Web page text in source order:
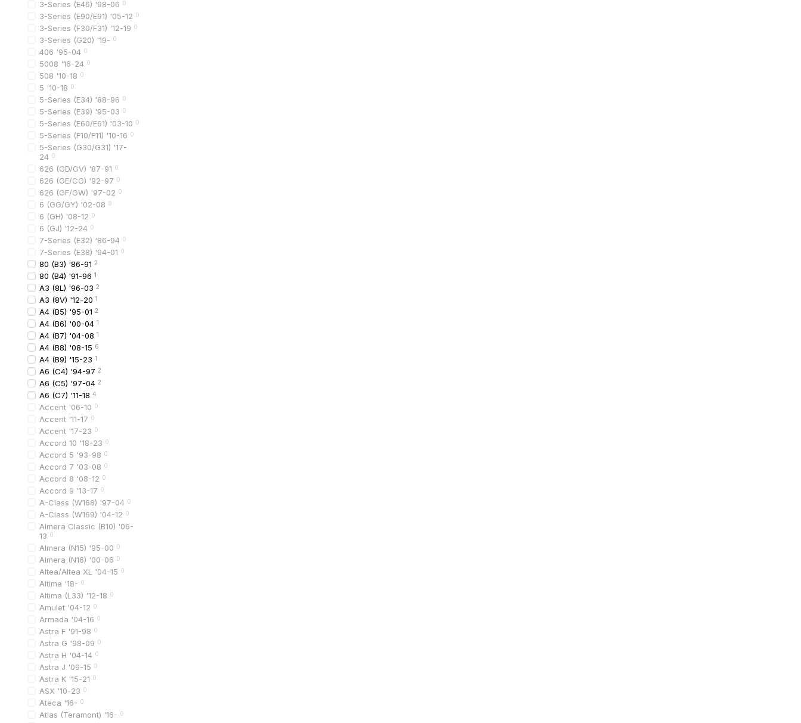
3-Series (E46) '98-06 0
3-Series (E90/E91) '05-12 0
3-Series (F30/F31) '12-19 0
3-Series (G20) '19- 0
406 '95-04 0
5008 '16-24 0
508 '10-18 0
5 '10-18 0
5-Series (E34) '88-96 0
5-Series (E39) '95-03 0
5-Series (E60/E61) '03-10 0
5-Series (F10/F11) '10-16 0
5-Series (G30/G31) '17-
24 0
626 (GD/GV) '87-91 0
626 (GE/CG) '92-97 0
626 (GF/GW) '97-02 0
6 (GG/GY) '02-08 0
6 (GH) '08-12 0
6 (GJ) '12-24 0
7-Series (E32) '86-94 0
7-Series (E38) '94-01 0
80 (B3) '86-91 2
80 (B4) '91-96 1
A3 (8L) '96-03 2
A3 (8V) '12-20 1
A4 (B5) '95-01 2
A4 (B6) '00-04 1
A4 (B7) '04-08 1
A4 (B8) '08-15 6
A4 (B9) '15-23 1
A6 (C4) '94-97 2
A6 (C5) '97-04 2
A6 (C7) '11-18 4
Accent '06-10 0
Accent '11-17 0
Accent '17-23 0
Accord 10 '18-23 0
Accord 5 '93-98 0
Accord 7 '03-08 0
Accord 8 '08-12 0
Accord 9 '13-17 0
A-Class (W168) '97-04 0
A-Class (W169) '04-12 0
Almera Classic (B10) '06-
13 0
Almera (N15) '95-00 0
Almera (N16) '00-06 0
Altea/Altea XL '04-15 0
Altima '18- 0
Altima (L33) '12-18 0
Amulet '04-12 0
Armada '04-16 0
Astra F '91-98 0
Astra G '98-09 0
Astra H '04-14 0
Astra J '09-15 0
Astra K '15-21 0
ASX '10-23 0
Ateca '16- 0
Atlas (Teramont) '16- 0